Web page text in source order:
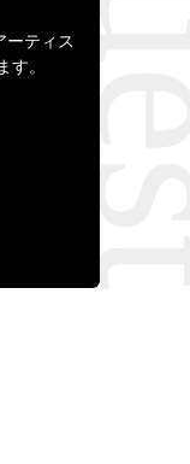
ーティス
す。